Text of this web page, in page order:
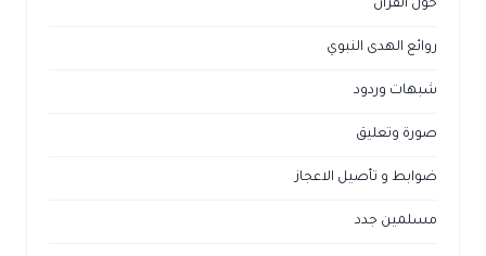
حول القراّن
روائع الهدى النبوي
شبهات وردود
صورة وتعليق
ضوابط و تأصيل الاعجاز
مسلمين جدد